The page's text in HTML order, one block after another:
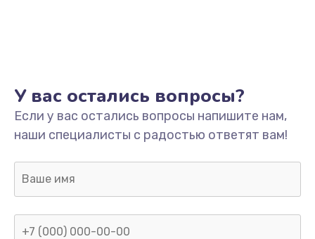
Замена сканера отпечатка пальца
530 руб.
Заказать
Замена аудио-разъема
540 руб.
У вас остались вопросы?
Если у вас остались вопросы напишите нам,
наши специалисты с радостью ответят вам!